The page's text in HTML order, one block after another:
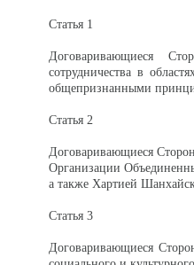
Статья 1
Договаривающиеся
сотрудничества в
общепризнанными
Статья 2
Договаривающиеся
Организации
а также Хартией
Статья 3
Договаривающиеся